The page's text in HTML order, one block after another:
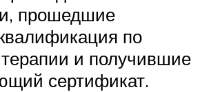
прошедшие
по
и получившие
сертификат.